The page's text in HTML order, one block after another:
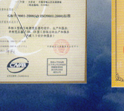
超薄型硅钢铁芯的应力退火工艺